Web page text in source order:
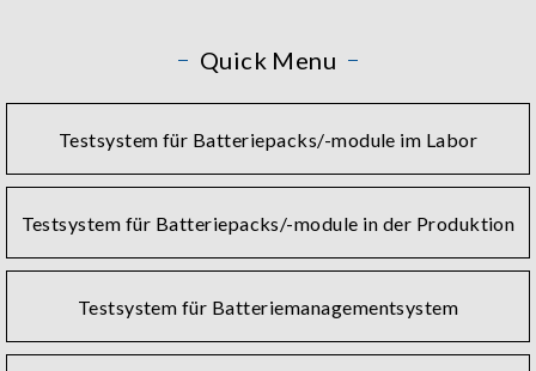
Quick Menu
Testsystem für Batteriepacks/-module im Labor
Testsystem für Batteriepacks/-module in der Produktion
Testsystem für Batteriemanagementsystem